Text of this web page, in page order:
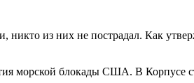
из них не пострадал. Как
морской блокады США. В Корпусе